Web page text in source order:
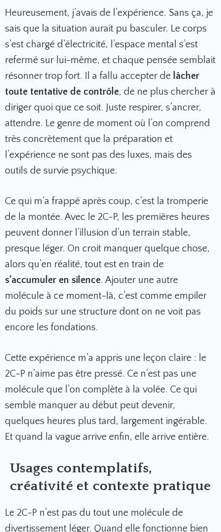
Heureusement, j’avais de l’expérience. Sans ça, je
sais que la situation aurait pu basculer. Le corps
s’est chargé d’électricité, l’espace mental s’est
refermé sur lui-même, et chaque pensée semblait
résonner trop fort. Il a fallu accepter de lâcher
toute tentative de contrôle, de ne plus chercher à
diriger quoi que ce soit. Juste respirer, s’ancrer,
attendre. Le genre de moment où l’on comprend
très concrètement que la préparation et
l’expérience ne sont pas des luxes, mais des
outils de survie psychique.
Ce qui m’a frappé après coup, c’est la tromperie
de la montée. Avec le 2C-P, les premières heures
peuvent donner l’illusion d’un terrain stable,
presque léger. On croit manquer quelque chose,
alors qu’en réalité, tout est en train de
s’accumuler en silence. Ajouter une autre
molécule à ce moment-là, c’est comme empiler
du poids sur une structure dont on ne voit pas
encore les fondations.
Cette expérience m’a appris une leçon claire : le
2C-P n’aime pas être pressé. Ce n’est pas une
molécule que l’on complète à la volée. Ce qui
semble manquer au début peut devenir,
quelques heures plus tard, largement ingérable.
Et quand la vague arrive enfin, elle arrive entière.
Usages contemplatifs,
créativité et contexte pratique
Le 2C-P n’est pas du tout une molécule de
divertissement léger. Quand elle fonctionne bien